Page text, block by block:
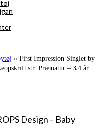
» First Impression Singlet by
str. Præmatur – 3/4 år
Design – Baby